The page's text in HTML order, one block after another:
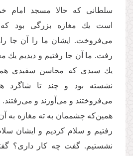
سلطانى که حالا مسجد امام
است یك مغازه بزرگى بود
مى‌‌فروخت. ایشان ما را آن جا
رفت. ما آن جا رفتیم و دیدیم یك
یك سیدى که محاسن سفیدى
نشسته بود و چند تا شاگرد
مى‌‌فروختند و مى‌‌آورند و مى‌‌رفتند.
همین‌که چشممان به ته مغازه به آن
رفتیم و سلام كردیم و ایشان
نشستیم. گفت چه كار دارى؟